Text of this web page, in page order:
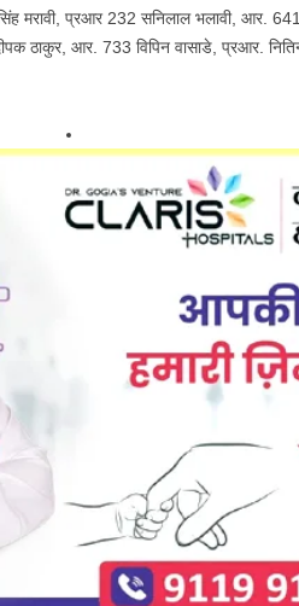
मरावी, प्रआर 232 सनिलाल भलावी, आर.
ठाकुर, आर. 733 विपिन वासाडे, प्रआर.